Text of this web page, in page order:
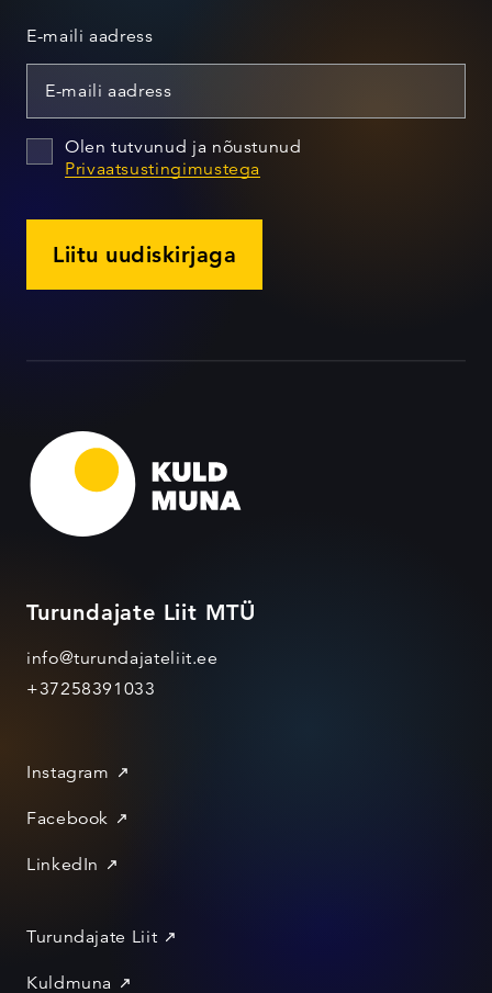
E-maili aadress
Olen tutvunud ja nõustunud
Privaatsustingimustega
Liitu uudiskirjaga
Turundajate Liit MTÜ
info@turundajateliit.ee
+37258391033
Instagram
Facebook
LinkedIn
Turundajate Liit
Kuldmuna